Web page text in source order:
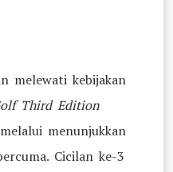
melewati kebijakan
Third Edition
menunjukkan
Cicilan ke-3